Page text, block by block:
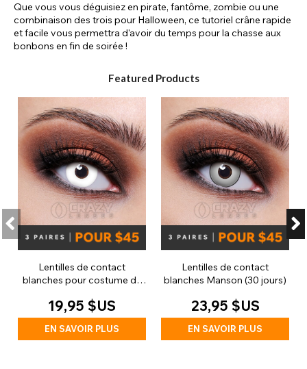
Que vous vous déguisiez en pirate, fantôme, zombie ou une
combinaison des trois pour Halloween, ce tutoriel crâne rapide
et facile vous permettra d'avoir du temps pour la chasse aux
bonbons en fin de soirée !
Featured Products
Lentilles de contact
blanches pour costume de
19,95 $US
EN SAVOIR PLUS
Lentilles de contact
blanches Manson (30 jours)
23,95 $US
EN SAVOIR PLUS